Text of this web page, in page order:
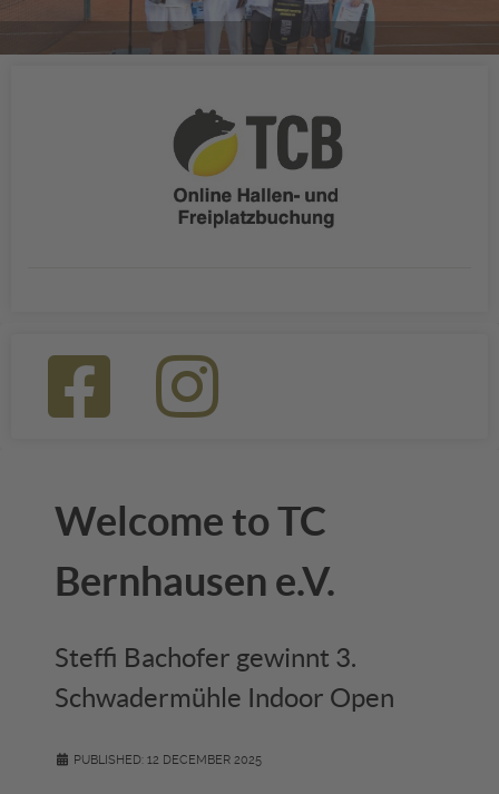
Welcome to TC
Bernhausen e.V.
Steffi Bachofer gewinnt 3.
Schwadermühle Indoor Open
PUBLISHED: 12 DECEMBER 2025